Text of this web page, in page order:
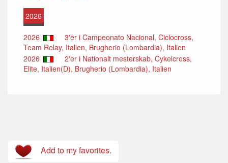
2026
2026
3'er i Campeonato Nacional, Ciclocross,
Team Relay, Italien, Brugherio (Lombardia), Italien
2026
2'er i Nationalt mesterskab, Cykelcross,
Elite, Italien(D), Brugherio (Lombardia), Italien
Add to my favorites.